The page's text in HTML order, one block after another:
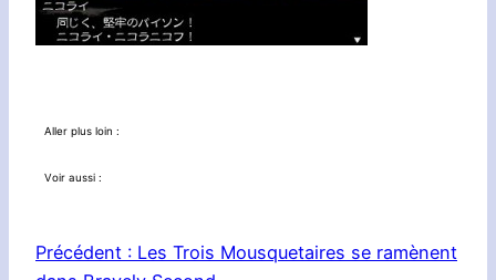
Aller plus loin :
Voir aussi :
Précédent : Les Trois Mousquetaires se ramènent